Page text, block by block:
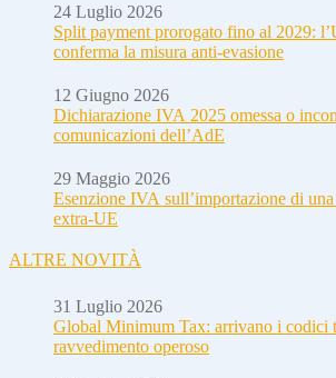
24 Luglio 2026
Split payment prorogato fino al 2029:
conferma la misura anti-evasione
12 Giugno 2026
Dichiarazione IVA 2025 omessa o
comunicazioni dell’AdE
29 Maggio 2026
Esenzione IVA sull’importazione di una
extra-UE
ALTRE NOVITÀ
31 Luglio 2026
Global Minimum Tax: arrivano i codici
ravvedimento operoso